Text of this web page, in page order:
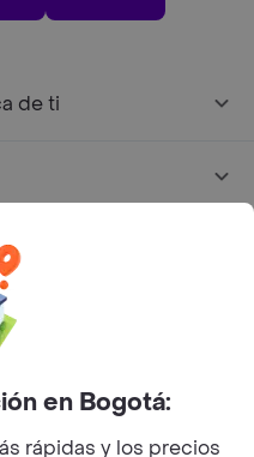
de ti
Instagram
rights reserved.
en Bogotá:
rápidas y los precios